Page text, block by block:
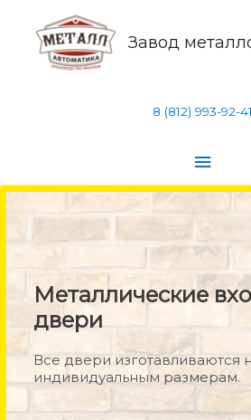
Завод
8 (812) 993-92-41
Металлические
двери
Все двери изготавливаются
индивидуальным размерам.